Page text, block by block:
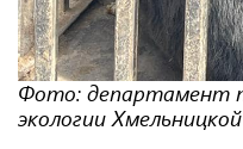
Фото: департамент
экологии